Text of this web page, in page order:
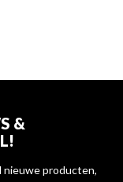
&
nieuwe producten,